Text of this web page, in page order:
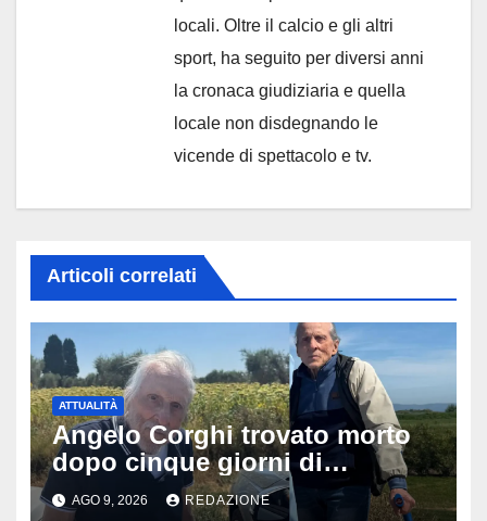
locali. Oltre il calcio e gli altri
sport, ha seguito per diversi anni
la cronaca giudiziaria e quella
locale non disdegnando le
vicende di spettacolo e tv.
Articoli correlati
ATTUALITÀ
Angelo Corghi trovato morto
dopo cinque giorni di
ricerche: il giallo dell’80enne
AGO 9, 2026 REDAZIONE